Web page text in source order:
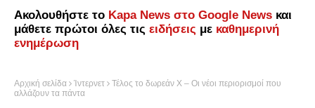
Ακολουθήστε το Kapa News στο Google News και
μάθετε πρώτοι όλες τις ειδήσεις με καθημερινή
ενημέρωση
Αρχική σελίδα Ίντερνετ
Τέλος το δωρεάν Χ – Οι νέοι περιορισμοί που
αλλάζουν τα πάντα